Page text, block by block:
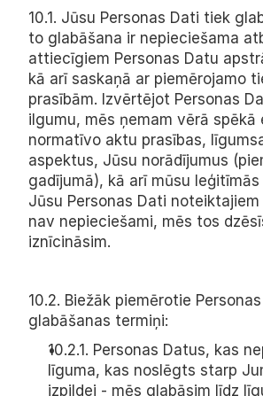
10.1. Jūsu Personas Dati tiek
to glabāšana ir nepieciešama
attiecīgiem Personas Datu
kā arī saskaņā ar piemērojamo
prasībām. Izvērtējot Personas
ilgumu, mēs ņemam vērā spēkā
normatīvo aktu prasības,
aspektus, Jūsu norādījumus
gadījumā), kā arī mūsu
Jūsu Personas Dati
nav nepieciešami, mēs tos
iznīcināsim.
10.2. Biežāk piemērotie
glabāšanas termiņi:
10.2.1. Personas Datus, kas
līguma, kas noslēgts starp
izpildei - mēs glabāsim līdz